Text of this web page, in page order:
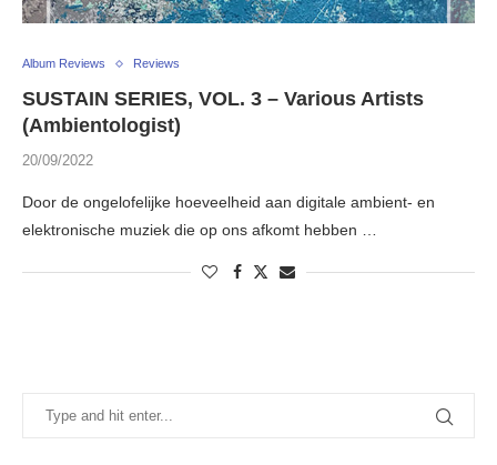
Album Reviews Reviews
SUSTAIN SERIES, VOL. 3 – Various Artists
(Ambientologist)
20/09/2022
Door de ongelofelijke hoeveelheid aan digitale ambient- en
elektronische muziek die op ons afkomt hebben …